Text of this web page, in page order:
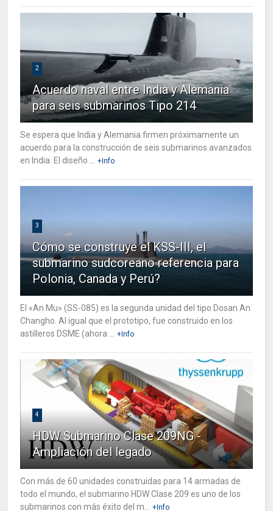
2
Acuerdo naval entre India y Alemania
para seis submarinos Tipo 214
Se espera que India y Alemania firmen próximamente un
acuerdo para la construcción de seis submarinos avanzados
en India. El diseño ...
+Info
3
Cómo se construye el KSS-III, el
submarino sudcoreano referencia para
Polonia, Canada y Perú?
El «An Mu» (SS-085) es la segunda unidad del tipo Dosan An
Changho. Al igual que el prototipo, fue construido en los
astilleros DSME (ahora ...
+Info
4
HDW Submarino Clase 209NG -
Ampliación del legado
Con más de 60 unidades construidas para 14 armadas de
todo el mundo, el submarino HDW Clase 209 es uno de los
submarinos con más éxito del m...
+Info